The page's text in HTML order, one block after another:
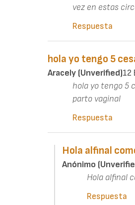
vez en estas
Respuesta
hola yo tengo 5
Aracely (unverified)12
hola yo tengo 5
parto vaginal
Respuesta
Hola alfinal
Anónimo
Hola alfinal
Respuesta